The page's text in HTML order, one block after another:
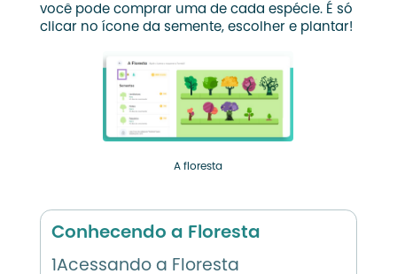
você pode comprar uma de cada espécie. É só
clicar no ícone da semente, escolher e plantar!
A floresta
Conhecendo a Floresta
1Acessando a Floresta